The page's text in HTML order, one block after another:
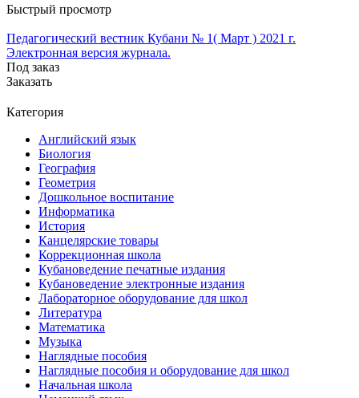
Быстрый просмотр
Педагогический вестник Кубани № 1( Март ) 2021 г.
Электронная версия журнала.
Под заказ
Заказать
Категория
Английский язык
Биология
География
Геометрия
Дошкольное воспитание
Информатика
История
Канцелярские товары
Коррекционная школа
Кубановедение печатные издания
Кубановедение электронные издания
Лабораторное оборудование для школ
Литература
Математика
Музыка
Наглядные пособия
Наглядные пособия и оборудование для школ
Начальная школа